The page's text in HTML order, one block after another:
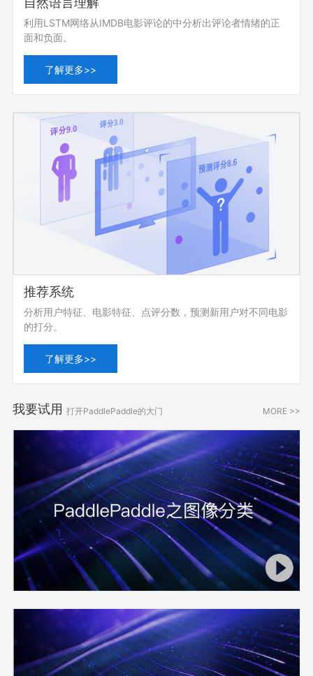
利用LSTM网络从IMDB电影评论的中分析出评论者情绪的正
面和负面。
了解更多>>
推荐系统
分析用户特征、电影特征、点评分数，预测新用户对不同电影
的打分。
了解更多>>
我要试用 打开PaddlePaddle的大门 MORE >>